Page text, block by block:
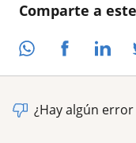
Comparte a
¿Hay algún